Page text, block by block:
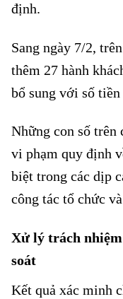
định.
Sang ngày 7/2,
thêm 27 hành
bổ sung với số
Những con số trên
vi phạm quy định
biệt trong các dịp
công tác tổ chức
Xử lý trách
soát
Kết quả xác minh